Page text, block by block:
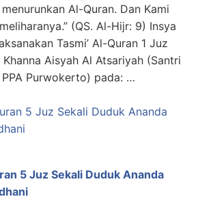
Al-Quran. Dan Kami
(QS. Al-Hijr: 9) Insya
Tasmi’ Al-Quran 1 Juz
Aisyah Al Atsariyah (Santri
PPA Purwokerto) pada: …
5 Juz Sekali Duduk Ananda